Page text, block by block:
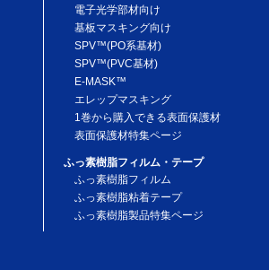
電子光学部材向け
基板マスキング向け
SPV™(PO系基材)
SPV™(PVC基材)
E-MASK™
エレップマスキング
1巻から購入できる表面保護材
表面保護材特集ページ
ふっ素樹脂フィルム・テープ
ふっ素樹脂フィルム
ふっ素樹脂粘着テープ
ふっ素樹脂製品特集ページ